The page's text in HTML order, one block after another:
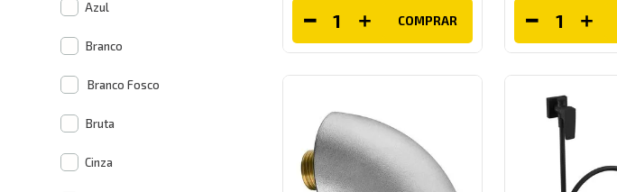
Azul
Branco
Branco Fosco
Bruta
Cinza
COMPRAR